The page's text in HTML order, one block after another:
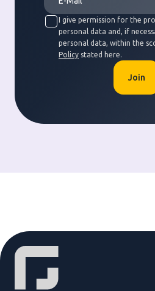
I give permission for the
personal data and, if
personal data, within the
Policy stated here.
Join